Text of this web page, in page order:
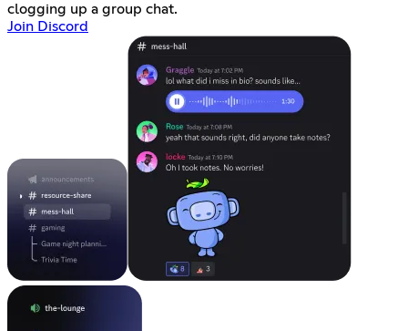
clogging up a group chat.
Join Discord